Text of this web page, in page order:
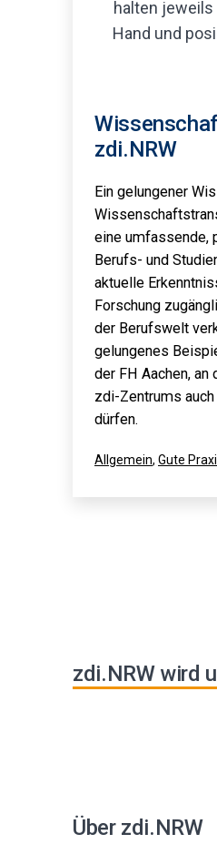
zdi.NRW
Ein gelungener
eine umfassende,
Berufs- und
aktuelle
Forschung
der Berufswelt
gelungenes
der FH Aachen,
zdi-Zentrums
dürfen.
Kategorisiert
Allgemein, Gute
zdi.NRW wird
Über zdi.NRW